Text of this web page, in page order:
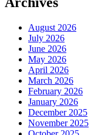
August 2026
July 2026
June 2026
May 2026
April 2026
March 2026
February 2026
January 2026
December 2025
November 2025